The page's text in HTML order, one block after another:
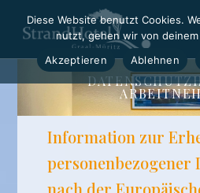
Information zur
personenbezogener
nach der
Diese Website benutzt Cookies.
nutzt, gehen wir von
Akzeptieren
Ablehnen